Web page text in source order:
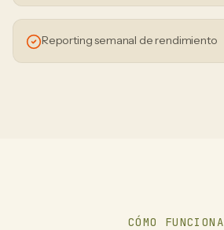
Reporting semanal de rendimiento
CÓMO FUNCIONA